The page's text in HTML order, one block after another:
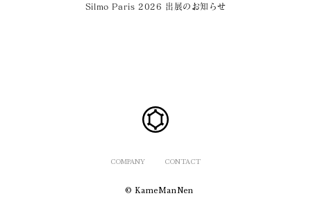
Silmo Paris 2026 出展のお知らせ
COMPANY CONTACT
© KameManNen